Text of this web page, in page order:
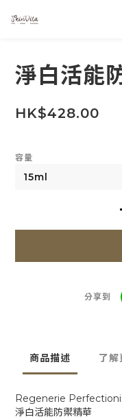
淨白活能
HK$428.00
容量
分享到
商品描述 了解
Regenerie
淨白活能防禦精華